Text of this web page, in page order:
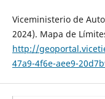
Viceministerio de
2024). Mapa de
http://
47a9-4f6e-aee9-